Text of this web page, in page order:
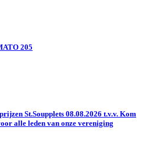
205
St.Soupplets 08.08.2026 t.v.v. Kom
alle leden van onze vereniging